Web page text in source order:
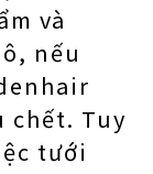
và
nếu
chết. Tuy
tưới